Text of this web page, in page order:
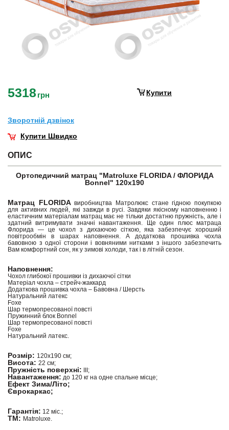
5318грн Купити
Зворотнiй дзвiнок
Купити Швидко
ОПИС
Ортопедичний матрац "Matroluxe FLORIDA / ФЛОРИДА
Bonnel" 120х190
Матрац FLORIDAвиробництва Матролюкс стане гідною покупкою
для активних людей, які завжди в русі. Завдяки якісному наповненню і
еластичним матеріалам матрац має не тільки достатню пружність, але і
здатний витримувати значні навантаження. Ще один плюс матраца
Флорида — це чохол з дихаючою сіткою, яка забезпечує хороший
повітрообмін в шарах наповнення. А додаткова прошивка чохла
бавовною з одної сторони і вовняними нитками з іншого забезпечить
Вам комфортний сон, як у зимові холоди, так і в літній сезон.
Наповнення:
Чохол глибокої прошивки із дихаючої сітки
Матеріал чохла – стрейч-жаккард
Додаткова прошивка чохла – Бавовна / Шерсть
Натуральний латекс
Foxe
Шар термопресованої повсті
Пружинний блок Bonnel
Шар термопресованої повсті
Foxe
Натуральний латекс.
Розмір: 120х190 см;
Висота: 22 см;
Пружність поверхні: III;
Навантаження: до 120 кг на одне спальне місце;
Ефект Зима/Літо;
Єврокаркас;
Гарантія: 12 міс.;
ТМ: Matroluxe.